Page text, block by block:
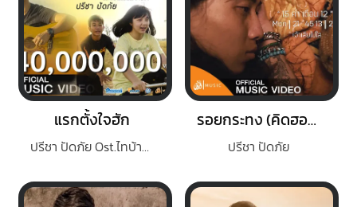
แรกตั้งใจฮัก
ปรีชา ปัดภัย Ost.ไทบ้านเดอะซีรีส์ 2
รอยกระทง (คิดฮอดเจ้าหลาย)
ปรีชา ปัดภัย